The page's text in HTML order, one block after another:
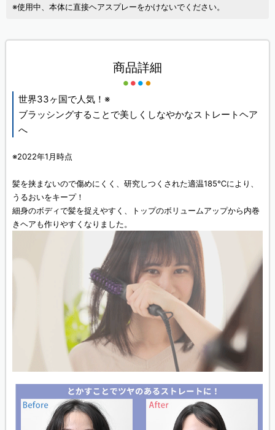
※使用中、本体に直接ヘアスプレーをかけないでください。
商品詳細
世界33ヶ国で人気！※
ブラッシングすることで美しくしなやかなストレートヘア
へ
※2022年1月時点
髪を挟まないので傷めにくく、研究しつくされた適温185℃により、
うるおいをキープ！
細身のボディで髪を捉えやすく、トップのボリュームアップから内巻
きヘアも作りやすくなりました。